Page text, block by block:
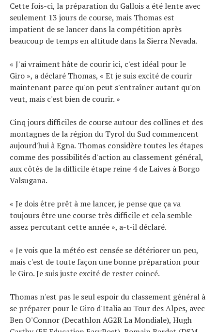
Cette fois-ci, la préparation du Gallois a été lente avec
seulement 13 jours de course, mais Thomas est
impatient de se lancer dans la compétition après
beaucoup de temps en altitude dans la Sierra Nevada.
« J'ai vraiment hâte de courir ici, c'est idéal pour le
Giro », a déclaré Thomas, « Et je suis excité de courir
maintenant parce qu'on peut s'entraîner autant qu'on
veut, mais c'est bien de courir. »
Cinq jours difficiles de course autour des collines et des
montagnes de la région du Tyrol du Sud commencent
aujourd'hui à Egna. Thomas considère toutes les étapes
comme des possibilités d'action au classement général,
aux côtés de la difficile étape reine 4 de Laives à Borgo
Valsugana.
« Je dois être prêt à me lancer, je pense que ça va
toujours être une course très difficile et cela semble
assez percutant cette année », a-t-il déclaré.
« Je vois que la météo est censée se détériorer un peu,
mais c'est de toute façon une bonne préparation pour
le Giro. Je suis juste excité de rester coincé.
Thomas n'est pas le seul espoir du classement général à
se préparer pour le Giro d'Italia au Tour des Alpes, avec
Ben O'Connor (Decathlon AG2R La Mondiale), Hugh